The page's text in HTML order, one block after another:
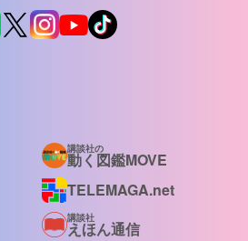
講談社の
動く図鑑MOVE
TELEMAGA.net
講談社
えほん通信